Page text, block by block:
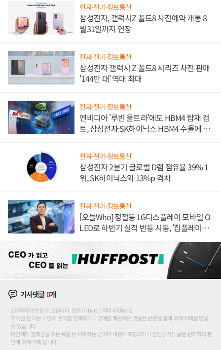
전자·전기·정보통신
삼성전자, 갤럭시Z 폴드8 사전예약 개통 8
월31일까지 연장
전자·전기·정보통신
삼성전자 갤럭시 Z 폴드8 시리즈 사전 판매
'144만 대' 역대 최대
전자·전기·정보통신
엔비디아 '루빈 울트라'에도 HBM4 탑재 검
토, 삼성전자·SK하이닉스 HBM4 수율에 주
전자·전기·정보통신
삼성전자 2분기 글로벌 D램 점유율 39% 1
위, SK하이닉스와 13%p 격차
전자·전기·정보통신
[오늘Who] 정철동 LG디스플레이 모바일 O
LED로 하반기 실적 반등 시동, '칩플레이
기사댓글0개
200자까지 쓰실 수 있습니다. (현재 0 byte / 최대 400byte)
저작권 등 다른 사람의 권리를 침해하거나 명예를 훼손하는 댓글은 관련 법률에 의해 제재를 받을
수 있습니다.
타인에게 불쾌감을 주는 욕설 등 비하하는 단어가 내용에 포함되거나 인신공격성 글은 관리자의 판
단에 의해 삭제 합니다.